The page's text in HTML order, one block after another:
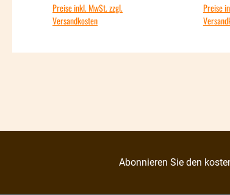
Preise inkl. MwSt. zzgl.
Versandkosten
Preise
Abonnieren Sie den